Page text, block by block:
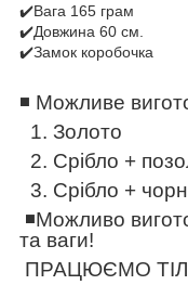
✔️Вага 165 грам
✔️Довжина 60 см.
✔️Замок коробочка
◾️ Можливе
1. Золото
2. Срібло +
3. Срібло +
◾️Можливо
та ваги!
ПРАЦЮЄМО